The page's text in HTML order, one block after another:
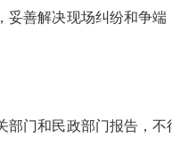
善解决现场纠纷和争端
门和民政部门报告，不